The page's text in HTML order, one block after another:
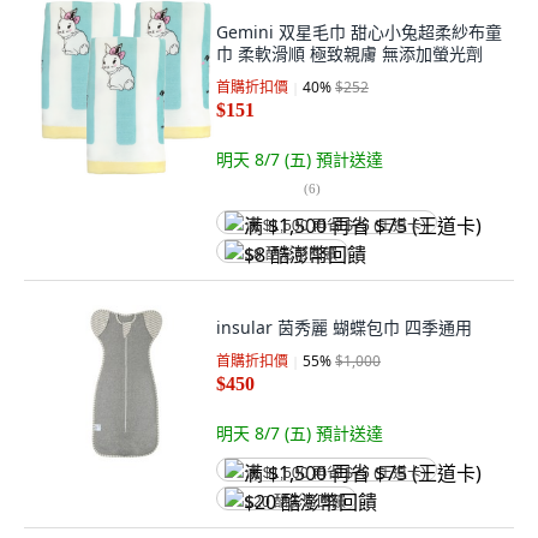
Gemini 双星毛巾 甜心小兔超柔紗布童
巾 柔軟滑順 極致親膚 無添加螢光劑
首購折扣價 40%$252
$151
明天 8/7 (五) 預計送達
(6)
满 $1,500 再省 $75 (王道卡)
$8 酷澎幣回饋
insular 茵秀麗 蝴蝶包巾 四季通用
首購折扣價 55%$1,000
$450
明天 8/7 (五) 預計送達
满 $1,500 再省 $75 (王道卡)
$20 酷澎幣回饋